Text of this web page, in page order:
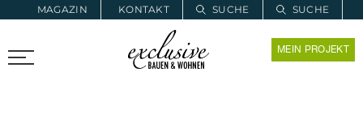
MAGAZIN KONTAKT SUCHE
SUCHE
PROARCHITEC PROINSTALL MEIN PROJEKT